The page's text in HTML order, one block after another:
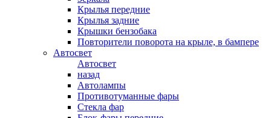
Крылья передние
Крылья задние
Крышки бензобака
Повторители поворота на крыле, в бампере
Автосвет
Автосвет
назад
Автолампы
Противотуманные фары
Стекла фар